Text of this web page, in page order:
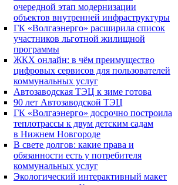
очередной этап модернизации
объектов внутренней инфраструктуры
ГК «Волгаэнерго» расширила список
участников льготной жилищной
программы
ЖКХ онлайн: в чём преимущество
цифровых сервисов для пользователей
коммунальных услуг
Автозаводская ТЭЦ к зиме готова
90 лет Автозаводской ТЭЦ
ГК «Волгаэнерго» досрочно построила
теплотрассы к двум детским садам
в Нижнем Новгороде
В свете долгов: какие права и
обязанности есть у потребителя
коммунальных услуг
Экологический интерактивный макет